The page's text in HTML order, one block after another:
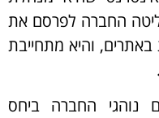
החברה לפרסם את
והיא מתחייבת
נוהגי החברה ביחס